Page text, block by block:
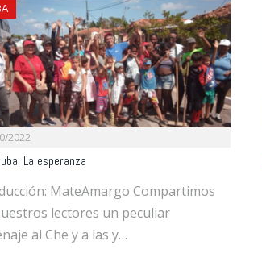
2022
La esperanza
MateAmargo Compartimos
lectores un peculiar
al Che y a las y…